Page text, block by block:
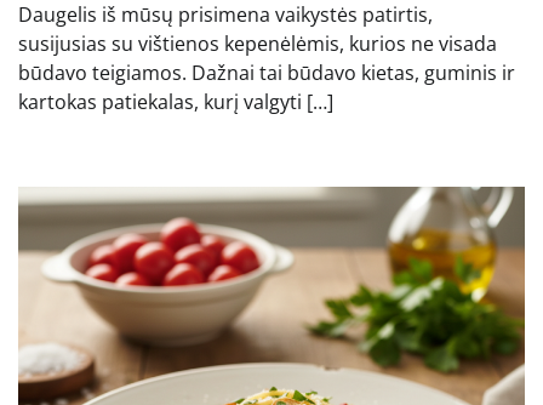
Daugelis iš mūsų prisimena vaikystės patirtis,
susijusias su vištienos kepenėlėmis, kurios ne visada
būdavo teigiamos. Dažnai tai būdavo kietas, guminis ir
kartokas patiekalas, kurį valgyti […]